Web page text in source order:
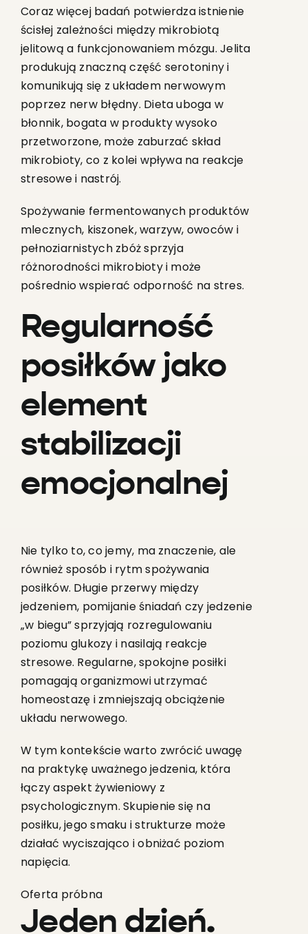
Coraz więcej badań potwierdza istnienie
ścisłej zależności między mikrobiotą
jelitową a funkcjonowaniem mózgu. Jelita
produkują znaczną część serotoniny i
komunikują się z układem nerwowym
poprzez nerw błędny. Dieta uboga w
błonnik, bogata w produkty wysoko
przetworzone, może zaburzać skład
mikrobioty, co z kolei wpływa na reakcje
stresowe i nastrój.
Spożywanie fermentowanych produktów
mlecznych, kiszonek, warzyw, owoców i
pełnoziarnistych zbóż sprzyja
różnorodności mikrobioty i może
pośrednio wspierać odporność na stres.
Regularność
posiłków jako
element
stabilizacji
emocjonalnej
Nie tylko to, co jemy, ma znaczenie, ale
również sposób i rytm spożywania
posiłków. Długie przerwy między
jedzeniem, pomijanie śniadań czy jedzenie
„w biegu” sprzyjają rozregulowaniu
poziomu glukozy i nasilają reakcje
stresowe. Regularne, spokojne posiłki
pomagają organizmowi utrzymać
homeostazę i zmniejszają obciążenie
układu nerwowego.
W tym kontekście warto zwrócić uwagę
na praktykę uważnego jedzenia, która
łączy aspekt żywieniowy z
psychologicznym. Skupienie się na
posiłku, jego smaku i strukturze może
działać wyciszająco i obniżać poziom
napięcia.
Oferta próbna
Jeden dzień.